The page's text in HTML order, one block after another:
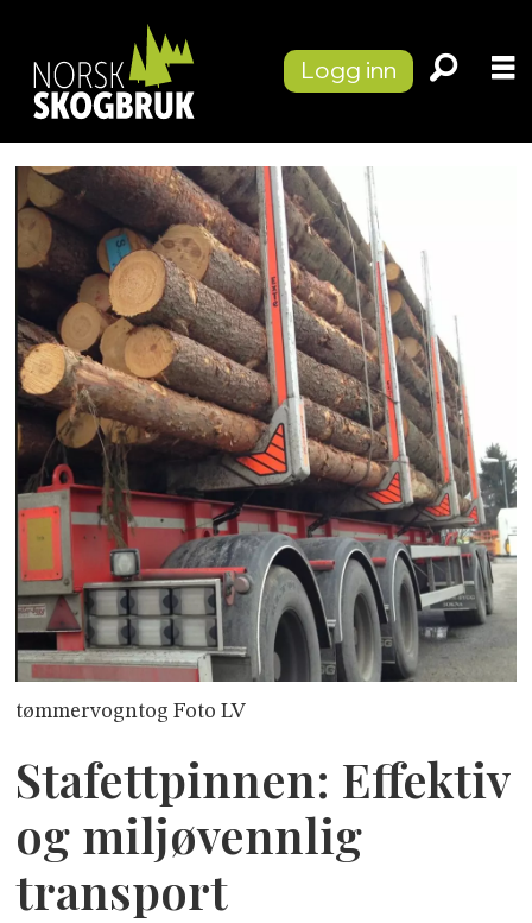
Logg inn
tømmervogntog Foto LV
Stafettpinnen: Effektiv
og miljøvennlig
transport